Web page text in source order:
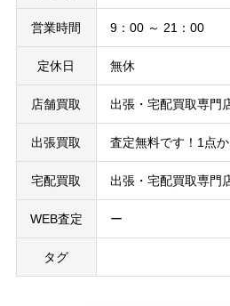
営業時間 9：00 ～ 21：00
定休日 無休
店舗買取 出張・宅配買取専門
出張買取 査定無料です！1点
宅配買取 出張・宅配買取専門
WEB査定 ー
タグ